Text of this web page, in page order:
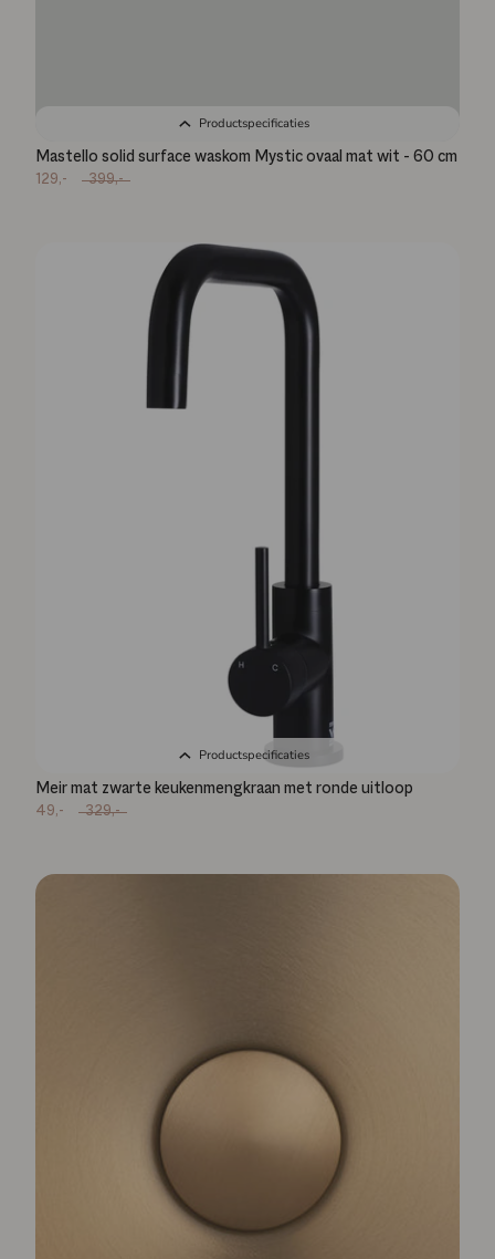
Productspecificaties
Mastello solid surface waskom Mystic ovaal mat wit - 60 cm
129,- 399,-
Productspecificaties
Meir mat zwarte keukenmengkraan met ronde uitloop
49,- 329,-